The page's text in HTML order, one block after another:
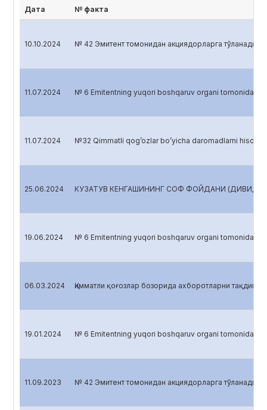
Дата № факта
10.10.2024 № 42 Эмитент томонидан акциядорларга
11.07.2024 № 6 Emitentning yuqori boshqaruv organi tomonidan
11.07.2024 №32 Qimmatli qog’ozlar bo’yicha daromadlarni
25.06.2024 КУЗАТУВ КЕНГАШИНИНГ СОФ ФОЙДАНИ
19.06.2024 № 6 Emitentning yuqori boshqaruv organi tomonidan
06.03.2024 Қимматли қоғозлар бозорида ахборотларни
19.01.2024 № 6 Emitentning yuqori boshqaruv organi tomonidan
11.09.2023 № 42 Эмитент томонидан акциядорларга